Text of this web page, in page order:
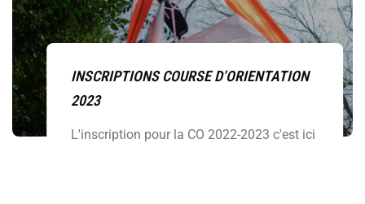
INSCRIPTIONS COURSE D’ORIENTATION
2023
L'inscription pour la CO 2022-2023 c'est ici